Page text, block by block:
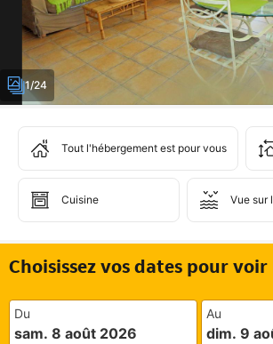
1/24
Tout l'hébergement est pour vous
Cuisine Vue sur
Choisissez vos dates pour
Du
sam. 8 août 2026
Au
dim. 9